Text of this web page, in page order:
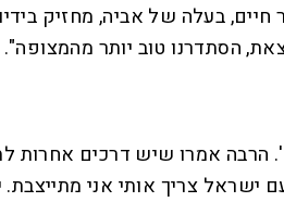
בעלה של אביה, מחזיק
הסתדרנו טוב יותר מהמצופה".
אמרו שיש דרכים אחרות
ישראל צריך אותי אני